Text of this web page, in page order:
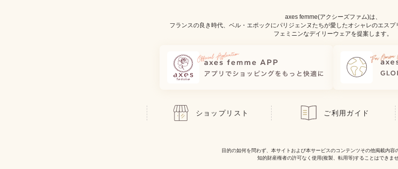
axes femme(アクシーズファム)は、
フランスの良き時代、ベル・エポックにパリジェンヌたちが愛したオシャレのエスプ
フェミニンなデイリーウェアを提案します。
ショップリスト ご利用ガイド
目的の如何を問わず、本サイトおよび本サービスのコンテンツその他掲載内容
知的財産権者の許可なく使用(複製、転用等)することはできませ